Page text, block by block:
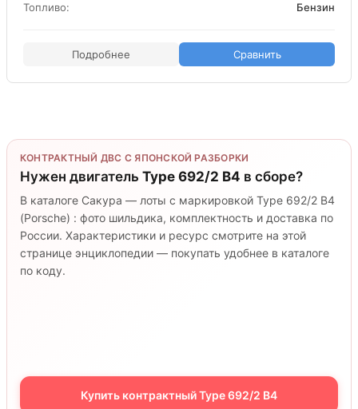
Топливо:
Бензин
Подробнее Сравнить
КОНТРАКТНЫЙ ДВС С ЯПОНСКОЙ РАЗБОРКИ
Нужен двигатель Type 692/2 B4 в сборе?
В каталоге Сакура — лоты с маркировкой Type 692/2 B4
(Porsche) : фото шильдика, комплектность и доставка по
России. Характеристики и ресурс смотрите на этой
странице энциклопедии — покупать удобнее в каталоге
по коду.
Купить контрактный Type 692/2 B4